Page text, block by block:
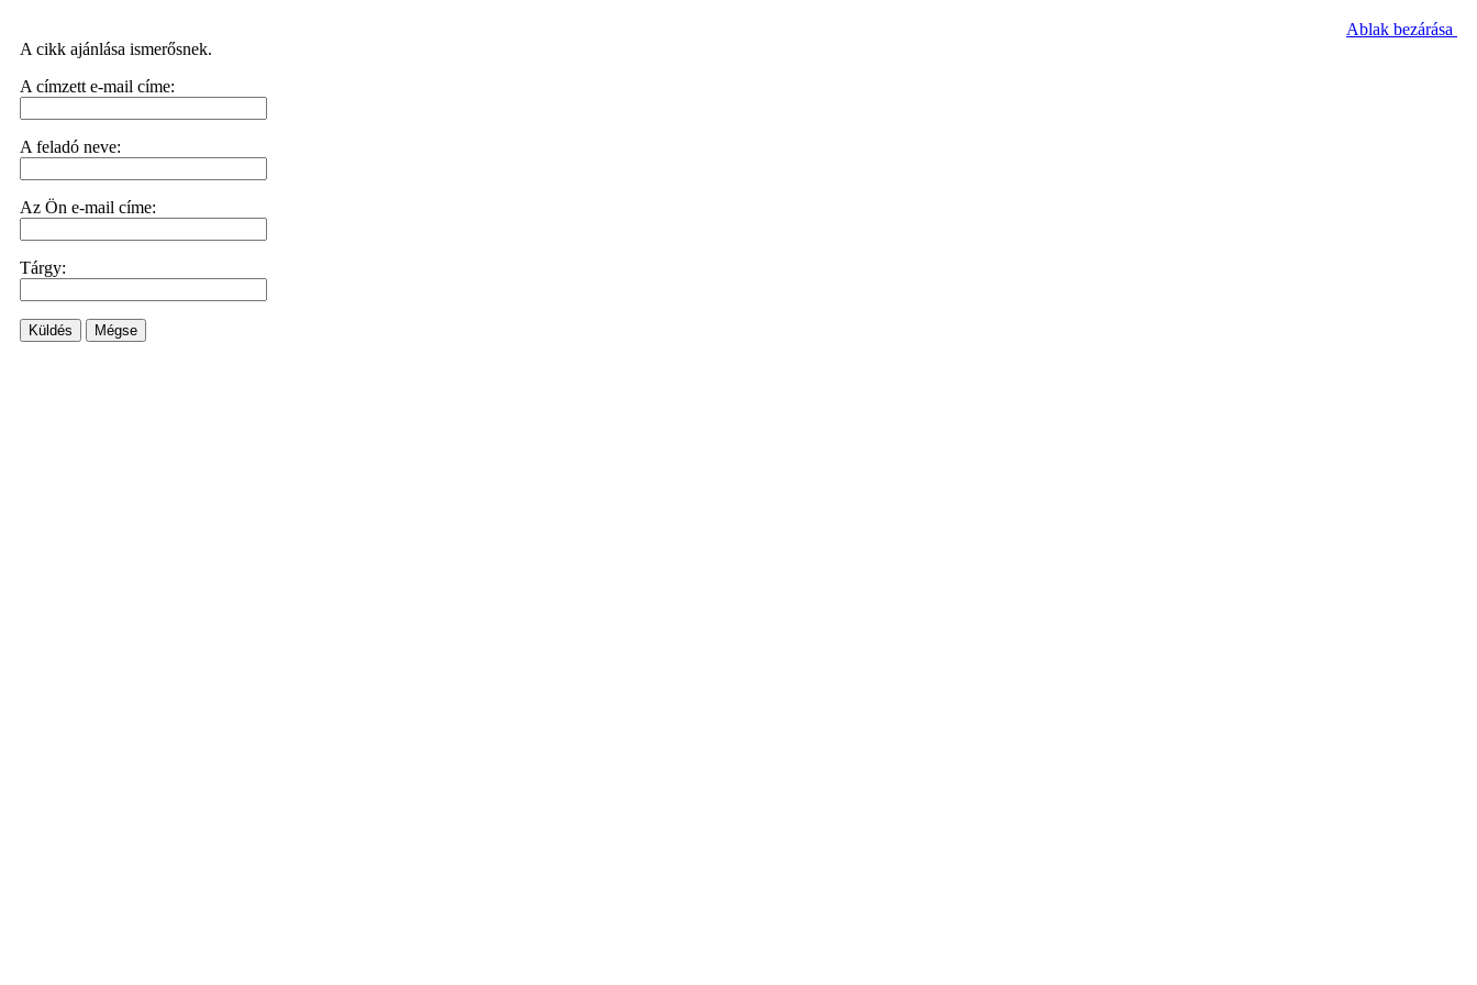
Ablak bezárása
A cikk ajánlása ismerősnek.
A címzett e-mail címe:
A feladó neve:
Az Ön e-mail címe:
Tárgy:
Küldés Mégse